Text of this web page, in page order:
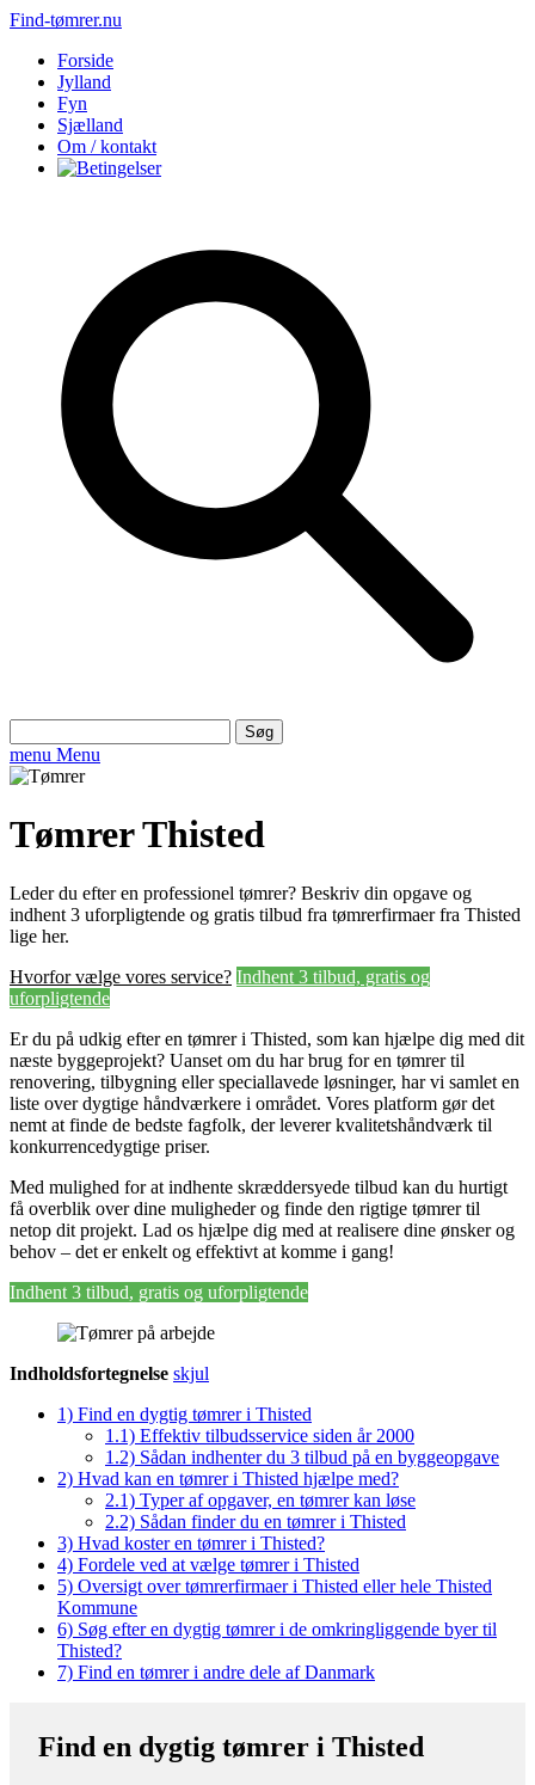
Find-tømrer.nu
Forside
Jylland
Fyn
Sjælland
Om / kontakt
efter:
menu Menu
Tømrer Thisted
Leder du efter en professionel tømrer? Beskriv din opgave og
indhent 3 uforpligtende og gratis tilbud fra tømrerfirmaer fra Thisted
lige her.
Hvorfor vælge vores service? Indhent 3 tilbud, gratis og
uforpligtende
Er du på udkig efter en tømrer i Thisted, som kan hjælpe dig med dit
næste byggeprojekt? Uanset om du har brug for en tømrer til
renovering, tilbygning eller speciallavede løsninger, har vi samlet en
liste over dygtige håndværkere i området. Vores platform gør det
nemt at finde de bedste fagfolk, der leverer kvalitetshåndværk til
konkurrencedygtige priser.
Med mulighed for at indhente skræddersyede tilbud kan du hurtigt
få overblik over dine muligheder og finde den rigtige tømrer til
netop dit projekt. Lad os hjælpe dig med at realisere dine ønsker og
behov – det er enkelt og effektivt at komme i gang!
Indhent 3 tilbud, gratis og uforpligtende
Indholdsfortegnelse skjul
1) Find en dygtig tømrer i Thisted
1.1) Effektiv tilbudsservice siden år 2000
1.2) Sådan indhenter du 3 tilbud på en byggeopgave
2) Hvad kan en tømrer i Thisted hjælpe med?
2.1) Typer af opgaver, en tømrer kan løse
2.2) Sådan finder du en tømrer i Thisted
3) Hvad koster en tømrer i Thisted?
4) Fordele ved at vælge tømrer i Thisted
5) Oversigt over tømrerfirmaer i Thisted eller hele Thisted
Kommune
6) Søg efter en dygtig tømrer i de omkringliggende byer til
Thisted?
7) Find en tømrer i andre dele af Danmark
Find en dygtig tømrer i Thisted